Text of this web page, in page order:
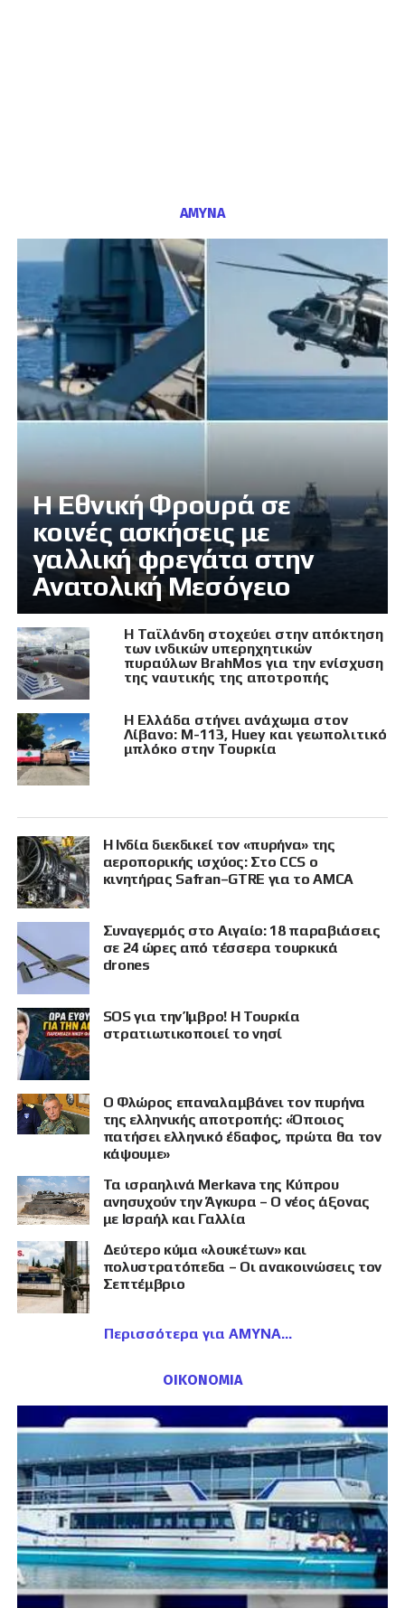
ΑΜΥΝΑ
Η Εθνική Φρουρά σε
κοινές ασκήσεις με
γαλλική φρεγάτα στην
Ανατολική Μεσόγειο
Η Ταϊλάνδη στοχεύει στην απόκτηση
των ινδικών υπερηχητικών
πυραύλων BrahMos για την ενίσχυση
της ναυτικής της αποτροπής
Η Ελλάδα στήνει ανάχωμα στον
Λίβανο: M-113, Huey και γεωπολιτικό
μπλόκο στην Τουρκία
Η Ινδία διεκδικεί τον «πυρήνα» της
αεροπορικής ισχύος: Στο CCS ο
κινητήρας Safran–GTRE για το AMCA
Συναγερμός στο Αιγαίο: 18 παραβιάσεις
σε 24 ώρες από τέσσερα τουρκικά
drones
SOS για την Ίμβρο! Η Τουρκία
στρατιωτικοποιεί το νησί
Ο Φλώρος επαναλαμβάνει τον πυρήνα
της ελληνικής αποτροπής: «Όποιος
πατήσει ελληνικό έδαφος, πρώτα θα τον
κάψουμε»
Τα ισραηλινά Merkava της Κύπρου
ανησυχούν την Άγκυρα – Ο νέος άξονας
με Ισραήλ και Γαλλία
Δεύτερο κύμα «λουκέτων» και
πολυστρατόπεδα – Οι ανακοινώσεις τον
Σεπτέμβριο
Περισσότερα για ΑΜΥΝΑ
ΟΙΚΟΝΟΜΙΑ